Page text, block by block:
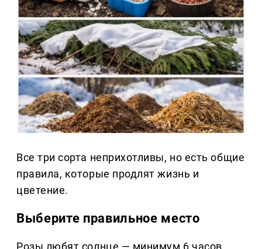
Все три сорта неприхотливы, но есть общие
правила, которые продлят жизнь и
цветение.
Выберите правильное место